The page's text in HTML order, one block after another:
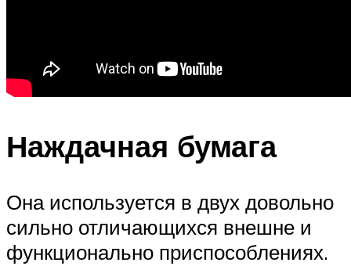
Наждачная бумага
Она используется в двух довольно
сильно отличающихся внешне и
функционально приспособлениях.